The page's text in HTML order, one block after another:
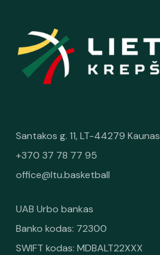
Santakos g. 11, LT-44279 Kaunas
+370 37 78 77 95
office@ltu.basketball
UAB Urbo bankas
Banko kodas: 72300
SWIFT kodas: MDBALT22XXX